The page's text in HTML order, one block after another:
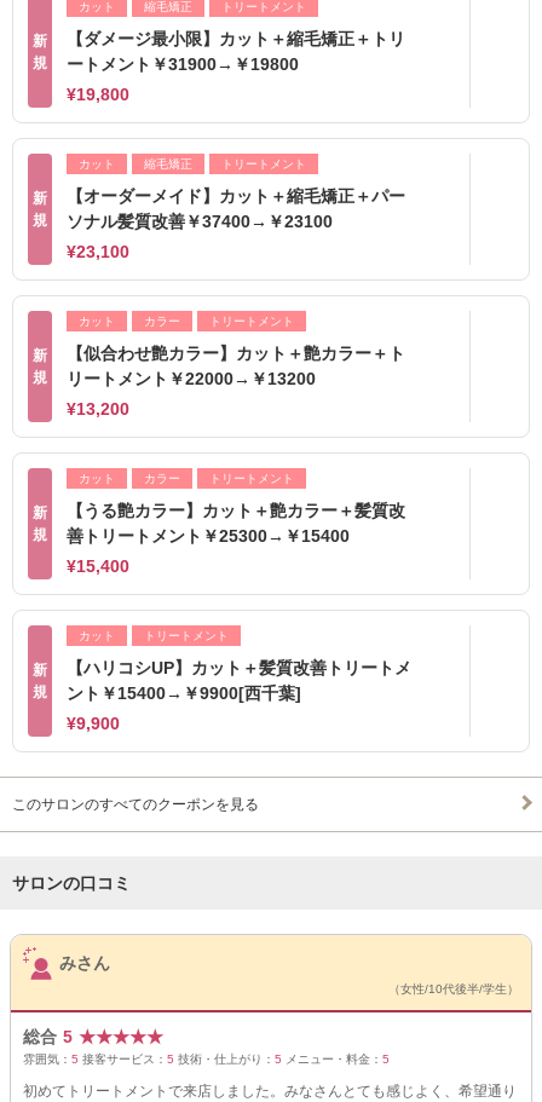
新
規
カット 縮毛矯正 トリートメント
【ダメージ最小限】カット＋縮毛矯正＋トリ
ートメント￥31900→￥19800
¥19,800
新
規
カット 縮毛矯正 トリートメント
【オーダーメイド】カット＋縮毛矯正＋パー
ソナル髪質改善￥37400→￥23100
¥23,100
新
規
カット カラー トリートメント
【似合わせ艶カラー】カット＋艶カラー＋ト
リートメント￥22000→￥13200
¥13,200
新
規
カット カラー トリートメント
【うる艶カラー】カット＋艶カラー＋髪質改
善トリートメント￥25300→￥15400
¥15,400
新
規
カット トリートメント
【ハリコシUP】カット＋髪質改善トリートメ
ント￥15400→￥9900[西千葉]
¥9,900
このサロンのすべてのクーポンを見る
サロンの口コミ
サロンPick Up
みさん
（女性/10代後半/学生）
総合 5 ★★★★★
雰囲気： 5 接客サービス： 5 技術・仕上がり： 5 メニュー・料金： 5
初めてトリートメントで来店しました。みなさんとても感じよく、希望通り